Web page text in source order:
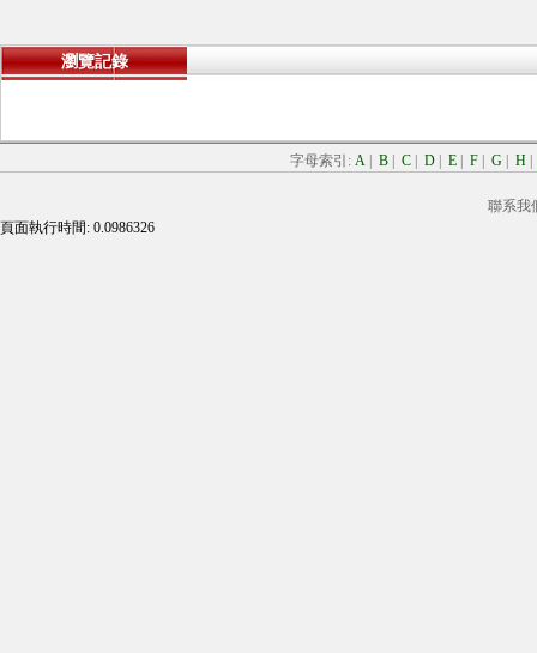
瀏覽記錄
字母索引: A B C D E F G H
聯系我
頁面執行時間: 0.0986326